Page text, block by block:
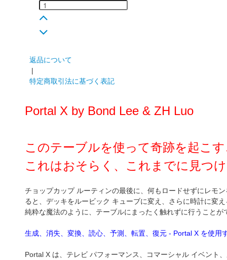
返品について
|
特定商取引法に基づく表記
Portal X by Bond Lee & ZH Luo
このテーブルを使って奇跡を起こ
これはおそらく、これまでに見つ
チョップカップ ルーティンの最後に、何もロードせずにレモ
ると、デッキをルービック キューブに変え、さらに時計に変
純粋な魔法のように、テーブルにまったく触れずに行うことが
生成、消失、変換、読心、予測、転置、復元 - Portal X を使
Portal X は、テレビ パフォーマンス、コマーシャル イベント